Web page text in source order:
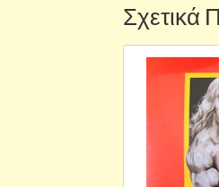
Σχετικά